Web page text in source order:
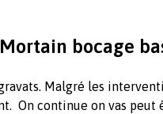
bocage
Malgré les
On continue on vas